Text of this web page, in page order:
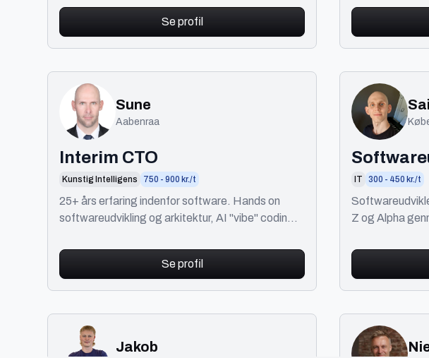
Se profil
Sune
Aabenraa
Interim CTO
Kunstig Intelligens 750 - 900 kr./t
25+ års erfaring indenfor software. Hands on
softwareudvikling og arkitektur, AI "vibe" coding.
iværksætter.
Se profil
IT 300 - 450 kr./t
Z og Alpha
Jakob